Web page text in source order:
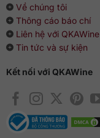
Về chúng tôi
Thông cáo báo chí
Liên hệ với QKAWine
Tin tức và sự kiện
Kết nối với QKAWine